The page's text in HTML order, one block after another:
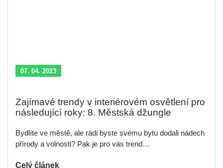
07. 04. 2023
Zajímavé trendy v interiérovém osvětlení pro
následující roky: 8. Městská džungle
Bydlíte ve městě, ale rádi byste svému bytu dodali nádech
přírody a volnosti? Pak je pro vás trend…
Celý článek